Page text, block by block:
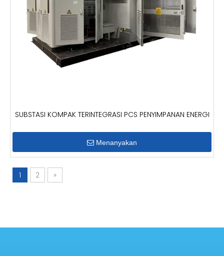
SUBSTASI KOMPAK TERINTEGRASI PCS PENYIMPANAN ENERGI
Menanyakan
1 2 »